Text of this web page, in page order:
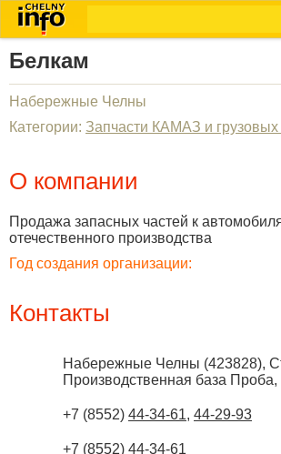
Белкам
Набережные Челны
Категории: Запчасти КАМАЗ и грузовых
О компании
Продажа запасных частей к
отечественного производства
Год создания организации:
Контакты
Набережные Челны (423828),
Производственная база
+7 (8552) 44-34-61, 44-29-93
+7 (8552) 44-34-61